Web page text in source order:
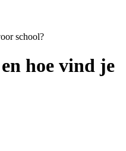
school?
hoe vind je